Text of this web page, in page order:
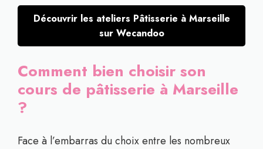
Découvrir les ateliers Pâtisserie à Marseille
sur Wecandoo
Comment bien choisir son
cours de pâtisserie à Marseille
?
Face à l’embarras du choix entre les nombreux